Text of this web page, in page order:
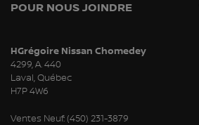
POUR NOUS JOINDRE
HGrégoire Nissan Chomedey
4299, A. 440
Laval,Québec
H7P 4W6
Ventes Neuf: (450) 231-3879